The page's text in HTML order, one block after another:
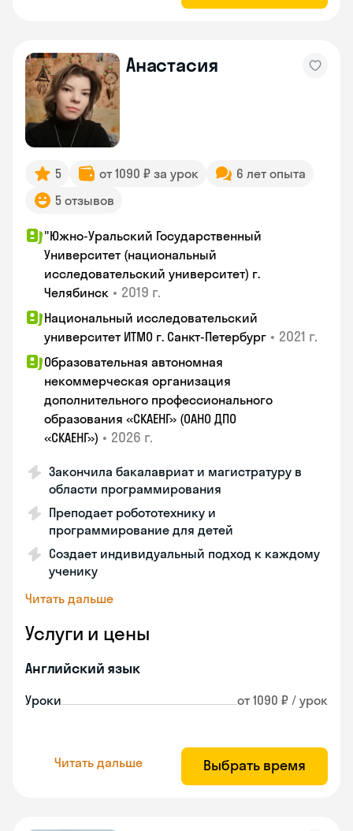
Анастасия
5 от 1090 ₽ за урок
6 лет опыта
5 отзывов
"Южно-Уральский Государственный
Университет (национальный
исследовательский университет) г.
Челябинск • 2019 г.
Национальный исследовательский
университет ИТМО г. Санкт-Петербург • 2021 г.
Образовательная автономная
некоммерческая организация
дополнительного профессионального
образования «СКАЕНГ» (ОАНО ДПО
«СКАЕНГ») • 2026 г.
Закончила бакалавриат и магистратуру в
области программирования
Преподает робототехнику и
программирование для детей
Создает индивидуальный подход к каждому
ученику
Читать дальше
Услуги и цены
Английский язык
Уроки от 1090 ₽ / урок
Читать дальше Выбрать время